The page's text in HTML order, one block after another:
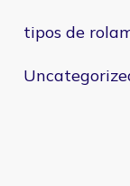
tipos de